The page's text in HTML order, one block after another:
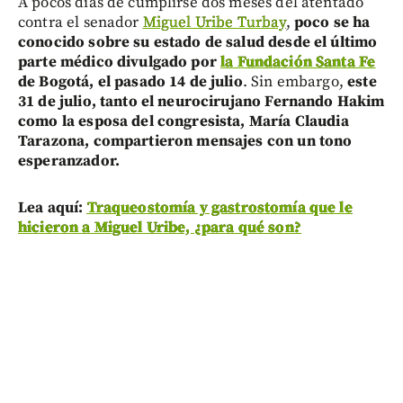
contra el senador Miguel Uribe Turbay, poco se ha
conocido sobre su estado de salud desde el último
parte médico divulgado porla Fundación Santa Fe
de Bogotá, el pasado 14 de julio. Sin embargo,este
31 de julio, tanto el neurocirujano Fernando Hakim
como la esposa del congresista, María Claudia
Tarazona, compartieron mensajes con un tono
esperanzador.
Lea aquí: Traqueostomía y gastrostomía que le
hicieron a Miguel Uribe, ¿para qué son?